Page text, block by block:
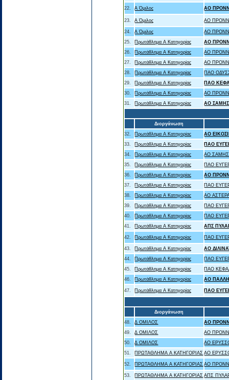
22. Α Όμιλος ΑΟ
23. Α Όμιλος ΑΟ
24. Α Όμιλος
ΑΟ
25.
Πρωτάθλημα Α Κατηγορίας
ΑΟ
26.
Πρωτάθλημα Α Κατηγορίας
ΑΟ
27.
Πρωτάθλημα Α Κατηγορίας
ΑΟ
28.
Πρωτάθλημα Α Κατηγορίας
ΠΑΟ
29.
Πρωτάθλημα Α Κατηγορίας
ΠΑΟ
30.
Πρωτάθλημα Α Κατηγορίας
ΑΟ
31.
Πρωτάθλημα Α Κατηγορίας ΑΟ ΣΑΜΗΣ
Διοργάνωση
32.
Πρωτάθλημα Α Κατηγορίας
ΑΟ
33.
Πρωτάθλημα Α Κατηγορίας
ΠΑΟ
34.
Πρωτάθλημα Α Κατηγορίας
ΑΟ
35.
Πρωτάθλημα Α Κατηγορίας
ΠΑΟ
36.
Πρωτάθλημα Α Κατηγορίας
ΑΟ
37.
Πρωτάθλημα Α Κατηγορίας
ΠΑΟ
38.
Πρωτάθλημα Α Κατηγορίας
ΑΟ
39.
Πρωτάθλημα Α Κατηγορίας
ΠΑΟ
40.
Πρωτάθλημα Α Κατηγορίας
ΠΑΟ
41.
Πρωτάθλημα Α Κατηγορίας ΑΠΣ
42. Πρωτάθλημα Α Κατηγορίας ΠΑΟ
43. Πρωτάθλημα Α Κατηγορίας
ΑΟ
44.
Πρωτάθλημα Α Κατηγορίας
ΠΑΟ
45.
Πρωτάθλημα Α Κατηγορίας
ΠΑΟ
46.
Πρωτάθλημα Α Κατηγορίας ΑΟ
47. Πρωτάθλημα Α Κατηγορίας ΠΑΟ
Διοργάνωση
48.
Δ ΟΜΙΛΟΣ
ΑΟ
49.
Δ ΟΜΙΛΟΣ
ΑΟ
50.
Δ ΟΜΙΛΟΣ
ΑΟ
51.
ΠΡΩΤΑΘΛΗΜΑ Α ΚΑΤΗΓΟΡΙΑΣ ΑΟ
52. ΠΡΩΤΑΘΛΗΜΑ Α ΚΑΤΗΓΟΡΙΑΣ ΑΟ
53. ΠΡΩΤΑΘΛΗΜΑ Α ΚΑΤΗΓΟΡΙΑΣ ΑΠΣ